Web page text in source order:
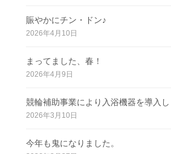
賑やかにチン・ドン♪
2026年4月10日
まってました、春！
2026年4月9日
競輪補助事業により入浴機器を導入し
2026年3月10日
今年も鬼になりました。